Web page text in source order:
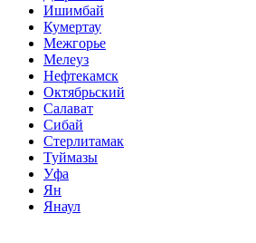
Ишимбай
Кумертау
Межгорье
Мелеуз
Нефтекамск
Октябрьский
Салават
Сибай
Стерлитамак
Туймазы
Уфа
Ян
Янаул